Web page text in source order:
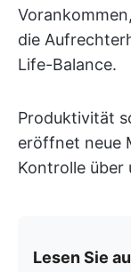
die
Life-Balance.
Produktivität
eröffnet neue
Kontrolle über
Lesen Sie